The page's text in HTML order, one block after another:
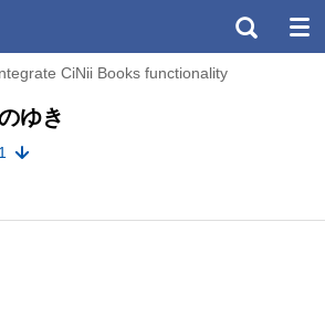
CiNii Books functionality
ゆき